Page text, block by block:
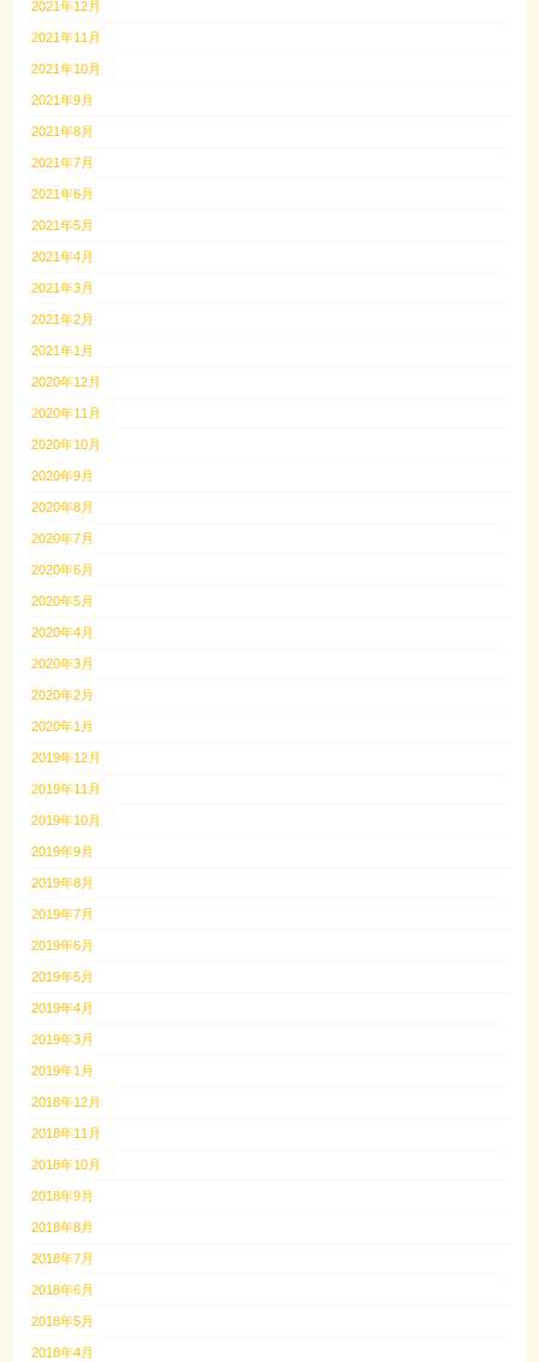
2021年12月
2021年11月
2021年10月
2021年9月
2021年8月
2021年7月
2021年6月
2021年5月
2021年4月
2021年3月
2021年2月
2021年1月
2020年12月
2020年11月
2020年10月
2020年9月
2020年8月
2020年7月
2020年6月
2020年5月
2020年4月
2020年3月
2020年2月
2020年1月
2019年12月
2019年11月
2019年10月
2019年9月
2019年8月
2019年7月
2019年6月
2019年5月
2019年4月
2019年3月
2019年1月
2018年12月
2018年11月
2018年10月
2018年9月
2018年8月
2018年7月
2018年6月
2018年5月
2018年4月